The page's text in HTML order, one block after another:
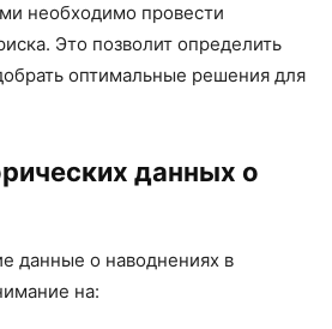
необходимо провести
Это позволит определить
оптимальные решения для
данных о
данные о наводнениях в
на: